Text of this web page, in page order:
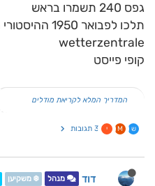
גפס 240 תשמרו בראש
wetterzentrale
קופי פייסט
המדריך המלא לקריאת מודלים
ש M י 3 תגובות
דוד מנהל ❄️ משקיען